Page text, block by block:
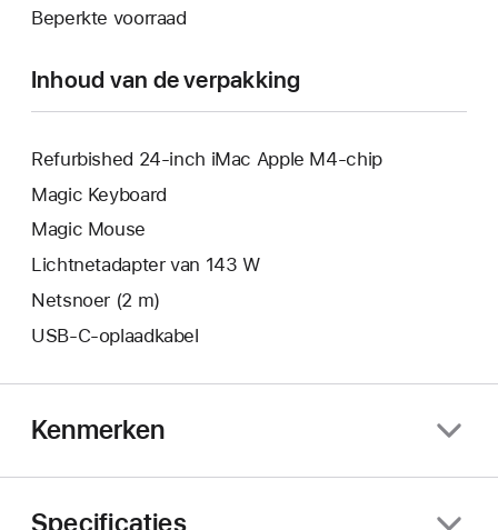
geopend.
Beperkte voorraad
Inhoud van de verpakking
Refurbished 24-inch iMac Apple M4-chip
Magic Keyboard
Magic Mouse
Lichtnetadapter van 143 W
Netsnoer (2 m)
USB‑C-oplaadkabel
Kenmerken
Specificaties